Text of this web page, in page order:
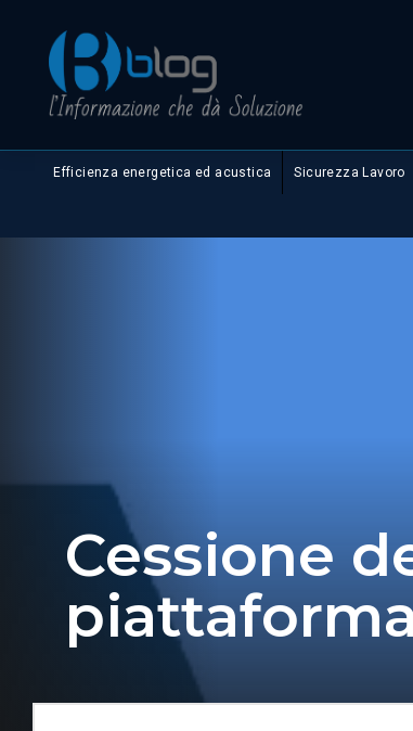
Efficienza energetica ed acustica Sicurezza Lavoro
Cessione